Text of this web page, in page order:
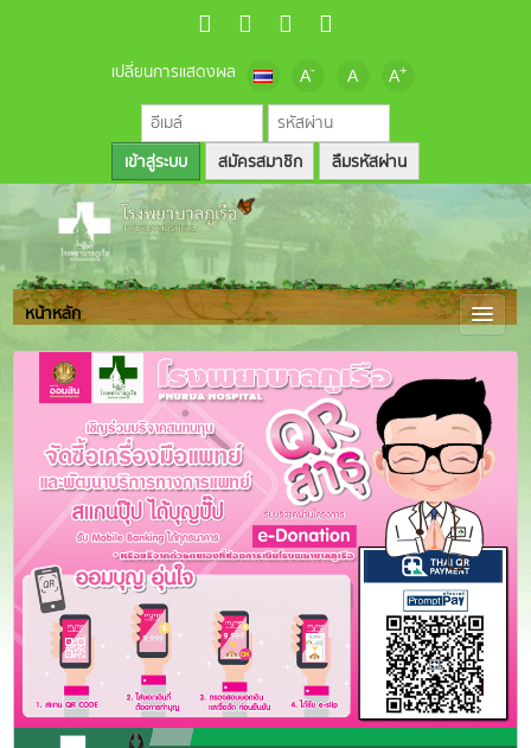
เปลี่ยนการแสดงผล A- A A+
สมัครสมาชิก ลืมรหัสผ่าน
หน้าหลัก